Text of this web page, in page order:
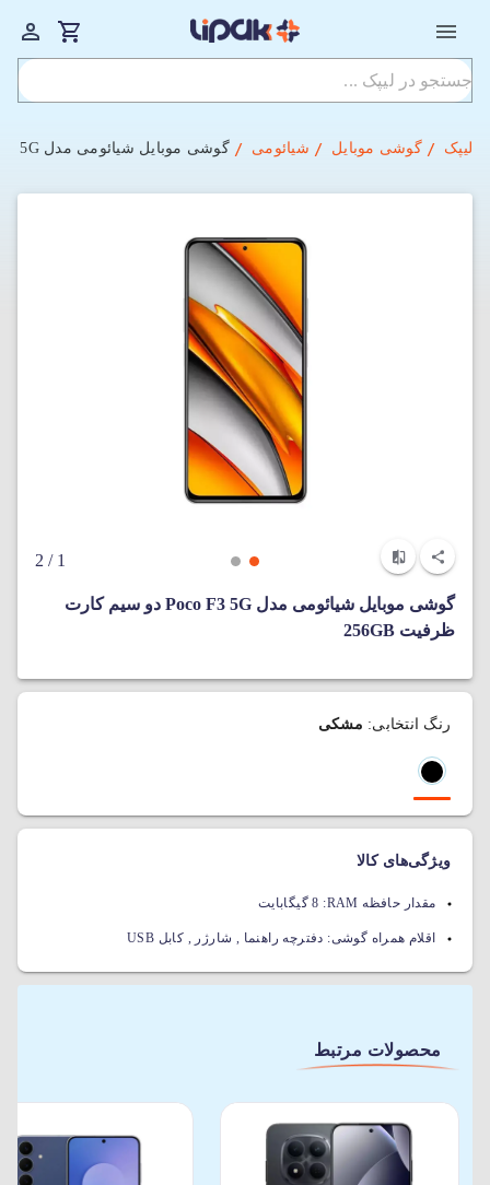
لیپک گوشی موبایل شیائومی گوشی موبایل شیائومی مدل Poco F3 5G دو سیم‌ کارت ظرفیت 256GB
1
/ 2
گوشی موبایل شیائومی مدل Poco F3 5G دو سیم‌ کارت
ظرفیت 256GB
رنگ انتخابی: مشکی
ویژگی‌های کالا
مقدار حافظه RAM: 8 گیگابایت
اقلام همراه گوشی: دفترچه راهنما , شارژر , کابل USB
محصولات مرتبط